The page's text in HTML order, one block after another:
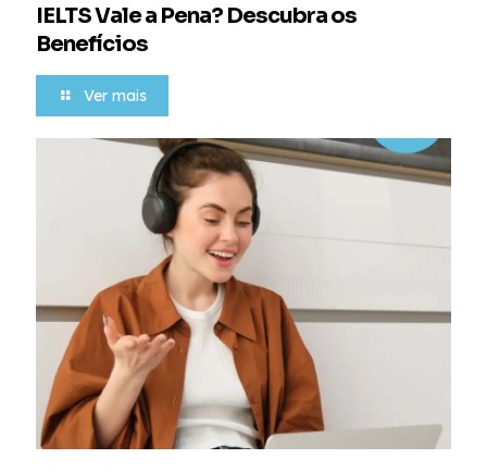
IELTS Vale a Pena? Descubra os
Benefícios
Ver mais